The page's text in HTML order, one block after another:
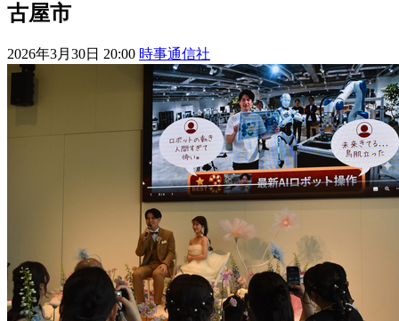
古屋市
2026年3月30日 20:00 時事通信社